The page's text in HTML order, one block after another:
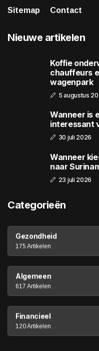
Sitemap
Contact
Nieuwe artikelen
Koffie
chauffeurs
wagenpark
5 augustus
Wanneer is
interessant
30 juli 2026
Wanneer
naar
23 juli 2026
Categorieën
Gezondheid
175 Artikelen
Algemeen
617 Artikelen
Financieel
120 Artikelen